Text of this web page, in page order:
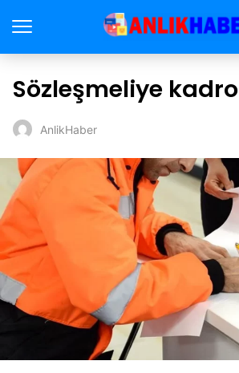
Sözleşmeliye kadro
AnlikHaber